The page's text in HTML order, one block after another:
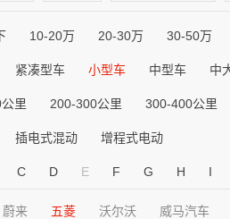
10-20万 20-30万 30-50万
紧凑型车 小型车 中型车 中
里 200-300公里 300-400公里
插电式混动 增程式电动
C D E F G H I
蔚来 五菱 沃尔沃 威马汽车